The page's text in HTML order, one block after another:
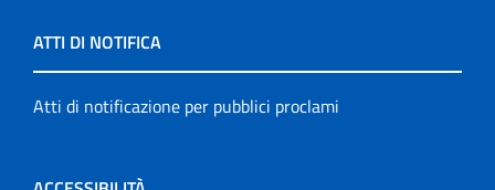
ATTI DI NOTIFICA
Atti di notificazione per pubblici proclami